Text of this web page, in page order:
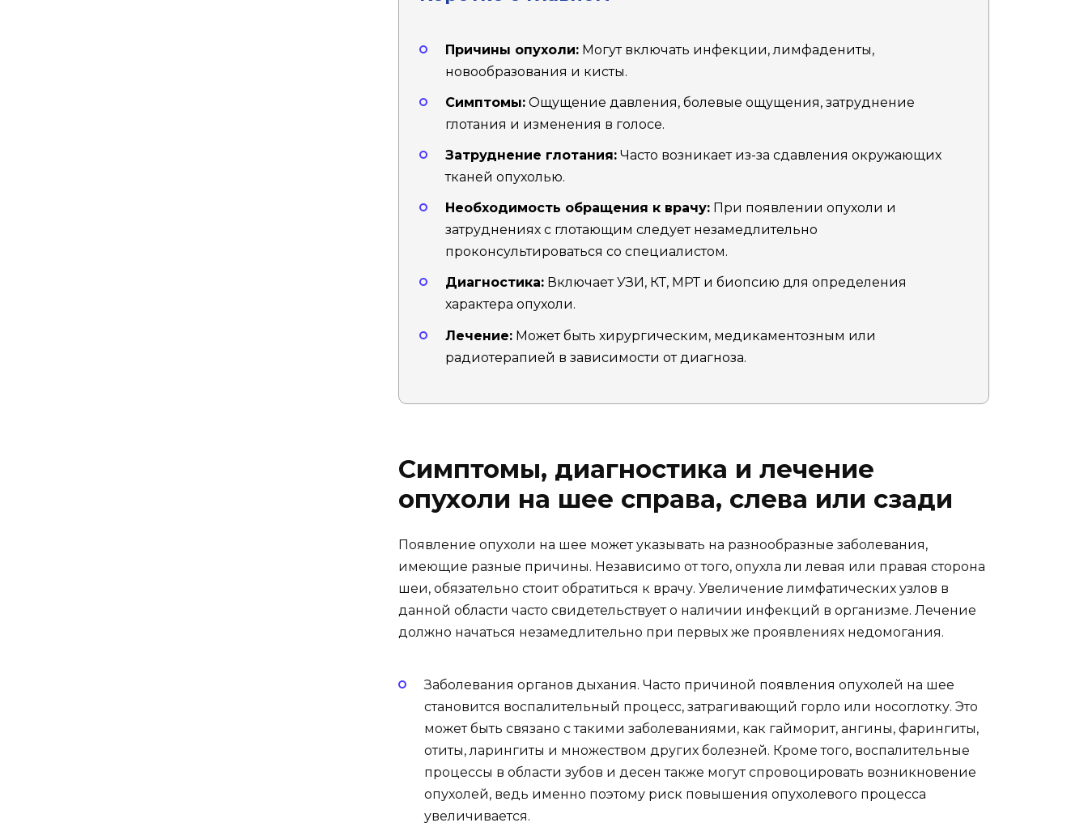
Причины опухоли: Могут включать инфекции, лимфадениты,
новообразования и кисты.
Симптомы: Ощущение давления, болевые ощущения, затруднение
глотания и изменения в голосе.
Затруднение глотания: Часто возникает из-за сдавления окружающих
тканей опухолью.
Необходимость обращения к врачу: При появлении опухоли и
затруднениях с глотающим следует незамедлительно
проконсультироваться со специалистом.
Диагностика: Включает УЗИ, КТ, МРТ и биопсию для определения
характера опухоли.
Лечение: Может быть хирургическим, медикаментозным или
радиотерапией в зависимости от диагноза.
Симптомы, диагностика и лечение
опухоли на шее справа, слева или сзади
Появление опухоли на шее может указывать на разнообразные заболевания,
имеющие разные причины. Независимо от того, опухла ли левая или правая сторона
шеи, обязательно стоит обратиться к врачу. Увеличение лимфатических узлов в
данной области часто свидетельствует о наличии инфекций в организме. Лечение
должно начаться незамедлительно при первых же проявлениях недомогания.
Заболевания органов дыхания. Часто причиной появления опухолей на шее
становится воспалительный процесс, затрагивающий горло или носоглотку. Это
может быть связано с такими заболеваниями, как гайморит, ангины, фарингиты,
отиты, ларингиты и множеством других болезней. Кроме того, воспалительные
процессы в области зубов и десен также могут спровоцировать возникновение
опухолей, ведь именно поэтому риск повышения опухолевого процесса
увеличивается.